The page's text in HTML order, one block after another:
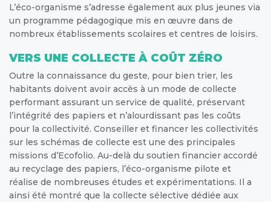
L’éco-organisme s’adresse également aux plus jeunes via
un programme pédagogique mis en œuvre dans de
nombreux établissements scolaires et centres de loisirs.
VERS UNE COLLECTE À COÛT ZÉRO
Outre la connaissance du geste, pour bien trier, les
habitants doivent avoir accès à un mode de collecte
performant assurant un service de qualité, préservant
l’intégrité des papiers et n’alourdissant pas les coûts
pour la collectivité. Conseiller et financer les collectivités
sur les schémas de collecte est une des principales
missions d’Ecofolio. Au-delà du soutien financier accordé
au recyclage des papiers, l’éco-organisme pilote et
réalise de nombreuses études et expérimentations. Il a
ainsi été montré que la collecte sélective dédiée aux